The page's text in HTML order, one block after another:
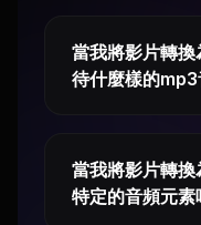
當我將影片轉
待什麼樣的mp3
當我將影片轉
特定的音頻元素